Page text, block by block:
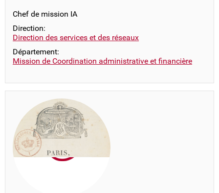
Chef de mission IA
Direction:
Direction des services et des réseaux
Département:
Mission de Coordination administrative et financière